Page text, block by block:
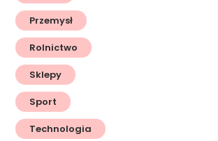
Przemysł
Rolnictwo
Sklepy
Sport
Technologia